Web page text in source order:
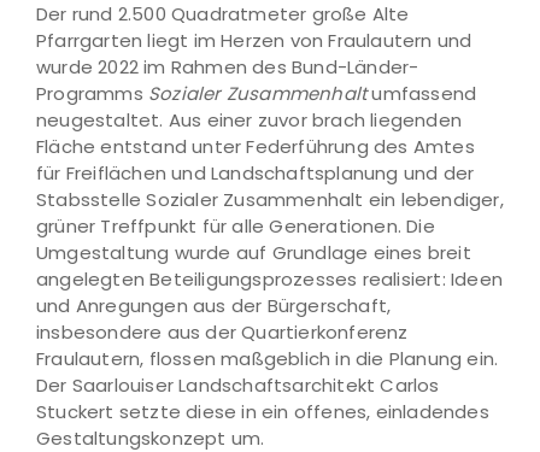
Der rund 2.500 Quadratmeter große Alte
Pfarrgarten liegt im Herzen von Fraulautern und
wurde 2022 im Rahmen des Bund-Länder-
Programms Sozialer Zusammenhaltumfassend
neugestaltet. Aus einer zuvor brach liegenden
Fläche entstand unter Federführung des Amtes
für Freiflächen und Landschaftsplanung und der
Stabsstelle Sozialer Zusammenhalt ein lebendiger,
grüner Treffpunkt für alle Generationen. Die
Umgestaltung wurde auf Grundlage eines breit
angelegten Beteiligungsprozesses realisiert: Ideen
und Anregungen aus der Bürgerschaft,
insbesondere aus der Quartierkonferenz
Fraulautern, flossen maßgeblich in die Planung ein.
Der Saarlouiser Landschaftsarchitekt Carlos
Stuckert setzte diese in ein offenes, einladendes
Gestaltungskonzept um.